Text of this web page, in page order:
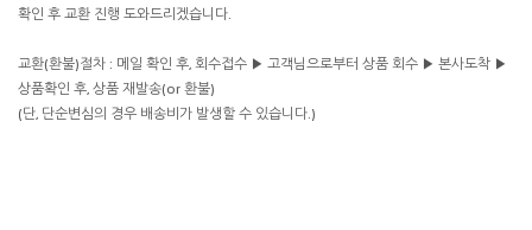
확인 후 교환 진행 도와드리겠습니다.
교환(환불)절차 : 메일 확인 후, 회수접수 ▶ 고객님으로부터 상품 회수 ▶ 본사도착 ▶
상품확인 후, 상품 재발송(or 환불)
(단, 단순변심의 경우 배송비가 발생할 수 있습니다.)